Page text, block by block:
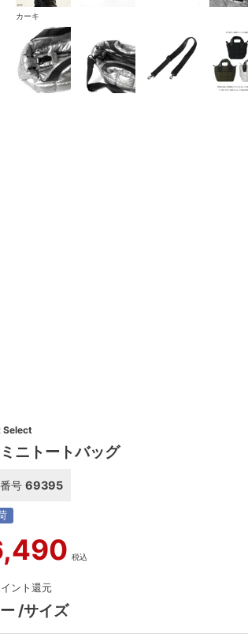
カーキ
Select
ニトートバッグ
号 69395
税込
サイズ